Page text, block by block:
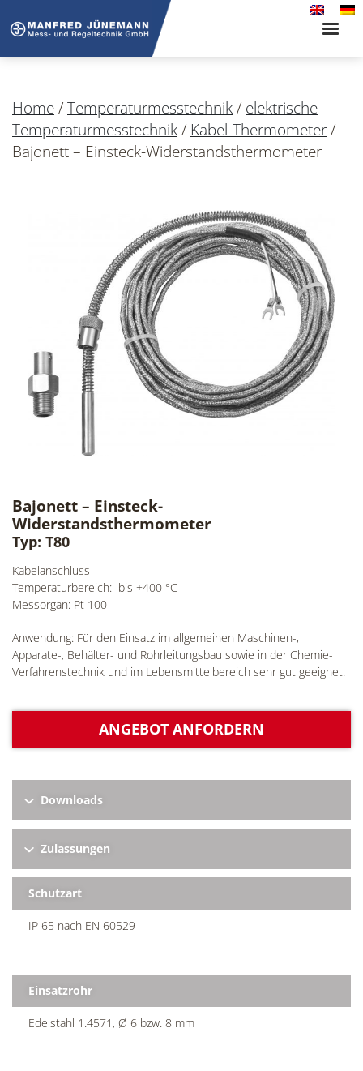
Toggle
Home/Temperaturmesstechnik/ elektrische
Temperaturmesstechnik/ Kabel-Thermometer/
Bajonett – Einsteck-Widerstandsthermometer
Bajonett – Einsteck-
Widerstandsthermometer
Typ: T80
Kabelanschluss
Temperaturbereich: bis +400 °C
Messorgan: Pt 100
Anwendung: Für den Einsatz im allgemeinen Maschinen-,
Apparate-, Behälter- und Rohrleitungsbau sowie in der Chemie-
Verfahrenstechnik und im Lebensmittelbereich sehr gut geeignet.
ANGEBOT ANFORDERN
Downloads
Zulassungen
Schutzart
IP 65 nach EN 60529
Einsatzrohr
Edelstahl 1.4571, Ø 6 bzw. 8 mm